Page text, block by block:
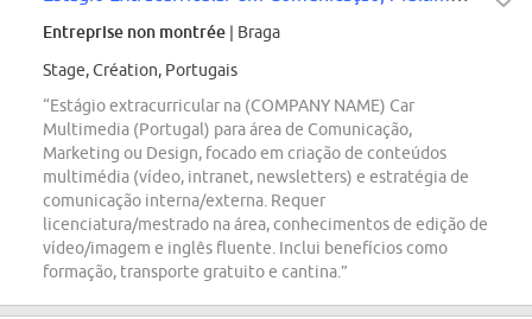
Entreprise non montrée | Braga
Stage, Création, Portugais
“Estágio extracurricular na (COMPANY NAME) Car
Multimedia (Portugal) para área de Comunicação,
Marketing ou Design, focado em criação de conteúdos
multimédia (vídeo, intranet, newsletters) e estratégia de
comunicação interna/externa. Requer
licenciatura/mestrado na área, conhecimentos de edição de
vídeo/imagem e inglês fluente. Inclui benefícios como
formação, transporte gratuito e cantina.”